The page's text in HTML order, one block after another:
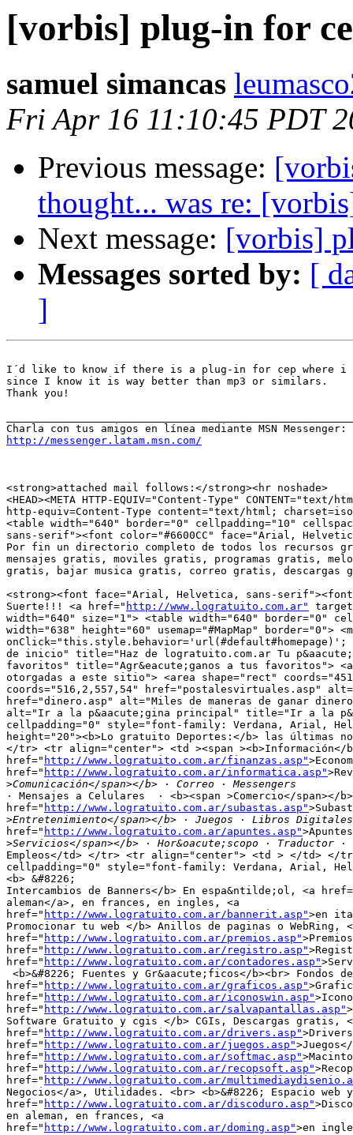
[vorbis] plug-in for
samuel simancas
Fri Apr 16 11:10:45 PDT
Previous message:
thought... was re:
Next message: [vorbis]
Messages sorted by: [
]
I´d like to know if there is a plug-in for cep where
since I know it is way better than mp3 or similars.
Thank you!
http://messenger.latam.msn.com/
<strong>attached mail follows:</strong><hr noshade>
<HEAD><META HTTP-EQUIV="Content-Type"
http-equiv=Content-Type content="text/html; charset=iso-
<table width="640" border="0" cellpadding="10"
sans-serif"><font color="#6600CC" face="Arial,
Por fin un directorio completo de todos los recursos
mensajes gratis, moviles gratis, programas gratis,
gratis, bajar musica gratis, correo gratis,
<strong><font face="Arial, Helvetica, sans-
Suerte!!! <a href=" http://www.logratuito.com.ar"
width="640" size="1"> <table width="640" border="0"
width="638" height="60" usemap="#MapMap" border="0">
onClick="this.style.behavior='url(#default#homepage)';
de inicio" title="Haz de logratuito.com.ar Tu
favoritos" title="Agr&eacute;ganos a tus favoritos">
otorgadas a este sitio"> <area shape="rect"
coords="516,2,557,54" href="postalesvirtuales.asp"
href="dinero.asp" alt="Miles de maneras de ganar
alt="Ir a la p&aacute;gina principal" title="Ir a la
cellpadding="0" style="font-family: Verdana, Arial,
height="20"><b>Lo gratuito Deportes:</b> las
</tr> <tr align="center"> <td ><span ><b>Información</
href=" http://www.logratuito.com.ar/finanzas.asp"
href=" http://www.logratuito.com.ar/informatica.asp"
>
· Mensajes a Celulares  · <b><span >Comercio</span></
href=" http://www.logratuito.com.ar/subastas.asp"
>
href=" http://www.logratuito.com.ar/apuntes.asp"
>
Empleos</td> </tr> <tr align="center"> <td > </td> </
cellpadding="0" style="font-family: Verdana, Arial,
<b> &#8226;
Intercambios de Banners</b> En espa&ntilde;ol, <a
aleman</a>, en frances, en ingles, <a
href=" http://www.logratuito.com.ar/bannerit.asp">en
Promocionar tu web </b> Anillos de paginas o WebRing,
href=" http://www.logratuito.com.ar/premios.asp"
href=" http://www.logratuito.com.ar/registro.asp"
href=" http://www.logratuito.com.ar/contadores.asp"
<b>&#8226; Fuentes y Gr&aacute;ficos</b><br> Fondos
href=" http://www.logratuito.com.ar/graficos.asp"
href=" http://www.logratuito.com.ar/iconoswin.asp"
href=" http://www.logratuito.com.ar/salvapantallas.asp"
Software Gratuito y cgis </b> CGIs, Descargas gratis,
href=" http://www.logratuito.com.ar/drivers.asp"
href=" http://www.logratuito.com.ar/juegos.asp"
href=" http://www.logratuito.com.ar/softmac.asp"
href=" http://www.logratuito.com.ar/recopsoft.asp"
href=" http://www.logratuito.com.ar/
Negocios</a>, Utilidades. <br> <b>&#8226; Espacio web
href=" http://www.logratuito.com.ar/discoduro.asp"
en aleman, en frances, <a
href=" http://www.logratuito.com.ar/doming.asp">en